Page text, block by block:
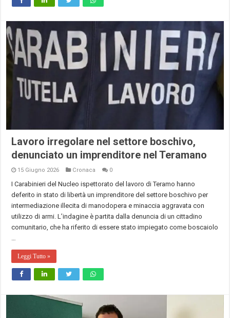
Lavoro irregolare nel settore boschivo,
denunciato un imprenditore nel Teramano
15 Giugno 2026 Cronaca 0
I Carabinieri del Nucleo ispettorato del lavoro di Teramo hanno
deferito in stato di libertà un imprenditore del settore boschivo per
intermediazione illecita di manodopera e minaccia aggravata con
utilizzo di armi. L’indagine è partita dalla denuncia di un cittadino
comunitario, che ha riferito di essere stato impiegato come boscaiolo
…
Leggi Tutto »